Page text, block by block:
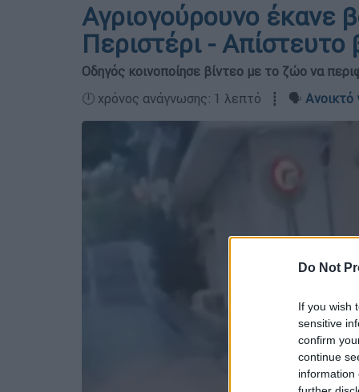
Do Not
If you wish
sensitive
confirm
continue
information
Αγριογούρουνο έκανε
Περιστέρι - Απίστευτο
Οδηγός κοινοποίησε βίντεο με το ζώο να
🕛 χρόνος ανάγνωσης: 1 λεπτό ┋ 🗣️ Ανοικτό